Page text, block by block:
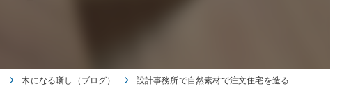
木になる噺し（ブログ） 設計事務所で自然素材で注文住宅を造る